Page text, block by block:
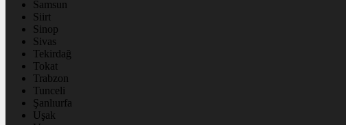
Samsun
Siirt
Sinop
Sivas
Tekirdağ
Tokat
Trabzon
Tunceli
Şanlıurfa
Uşak